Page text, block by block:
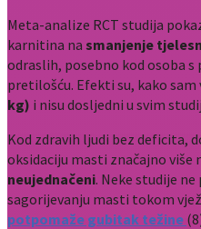
Meta-analize RCT studija
karnitina na smanjenje
odraslih, posebno kod osoba
pretilošću. Efekti su, kako sam
kg) i nisu dosljedni u svim
Kod zdravih ljudi bez deficita,
oksidaciju masti značajno više
neujednačeni. Neke studije
sagorijevanju masti tokom
potpomaže gubitak težine